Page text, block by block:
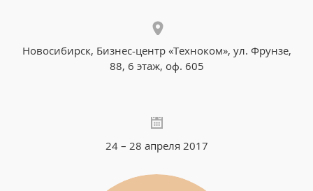
Новосибирск, Бизнес-центр «Техноком», ул. Фрунзе,
88, 6 этаж, оф. 605
24 – 28 апреля 2017